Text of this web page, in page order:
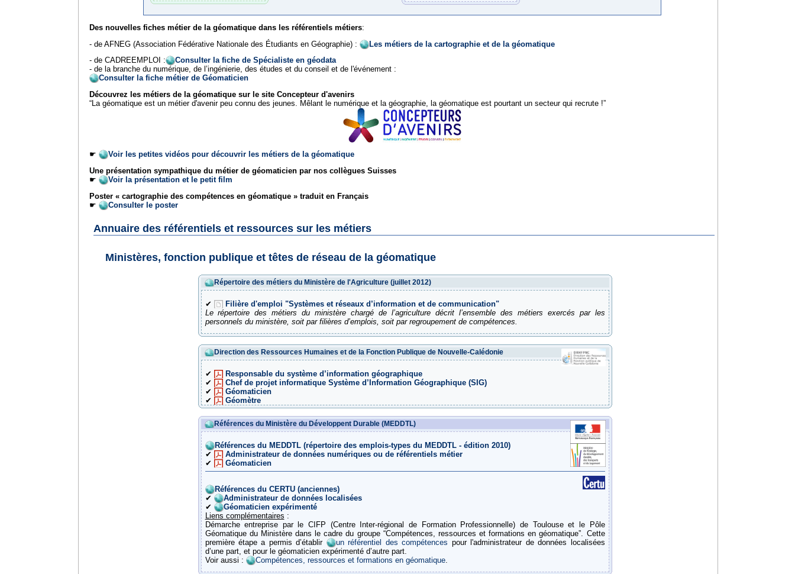
Des nouvelles fiches métier de la géomatique dans les référentiels métiers:
- de AFNEG (Association Fédérative Nationale des Étudiants en Géographie) :
Les métiers de la cartographie et de la géomatique
- de CADREEMPLOI :
Consulter la fiche de Spécialiste en géodata
- de la branche du numérique, de l’ingénierie, des études et du conseil et de l'événement :
Consulter la fiche métier de Géomaticien
Découvrez les métiers de la géomatique sur le site Concepteur d'avenirs
“La géomatique est un métier d'avenir peu connu des jeunes. Mêlant le numérique et la géographie, la géomatique est pourtant un secteur qui recrute !”
☛
Voir les petites vidéos pour découvrir les métiers de la géomatique
Une présentation sympathique du métier de géomaticien par nos collègues Suisses
☛
Voir la présentation et le petit film
Poster « cartographie des compétences en géomatique » traduit en Français
☛
Consulter le poster
Annuaire des référentiels et ressources sur les métiers
Ministères, fonction publique et têtes de réseau de la géomatique
Répertoire des métiers du Ministère de l'Agriculture (juillet 2012)
✔
Filière d'emploi "Systèmes et réseaux d’information et de communication"
Le répertoire des métiers du ministère chargé de l’agriculture décrit l’ensemble des métiers exercés par les
personnels du ministère, soit par filières d’emplois, soit par regroupement de compétences.
Direction des Ressources Humaines et de la Fonction Publique de Nouvelle-Calédonie
✔
Responsable du système d’information géographique
✔
Chef de projet informatique Système d’Information Géographique (SIG)
✔
Géomaticien
✔
Géomètre
Références du Ministère du Développent Durable (MEDDTL)
Références du MEDDTL (répertoire des emplois-types du MEDDTL - édition 2010)
✔
Administrateur de données numériques ou de référentiels métier
✔
Géomaticien
Références du CERTU (anciennes)
✔
Administrateur de données localisées
✔
Géomaticien expérimenté
Liens complémentaires :
Démarche entreprise par le CIFP (Centre Inter-régional de Formation Professionnelle) de Toulouse et le Pôle
Géomatique du Ministère dans le cadre du groupe “Compétences, ressources et formations en géomatique”. Cette
première étape a permis d’établir
un référentiel des compétences pour l'administrateur de données localisées
d’une part, et pour le géomaticien expérimenté d’autre part.
Voir aussi :
Compétences, ressources et formations en géomatique.